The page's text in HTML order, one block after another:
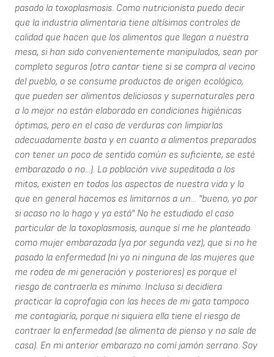
pasado la toxoplasmosis. Como nutricionista puedo decir
que la industria alimentaria tiene altísimos controles de
calidad que hacen que los alimentos que llegan a nuestra
mesa, si han sido convenientemente manipulados, sean por
completo seguros (otro cantar tiene si se compra al vecino
del pueblo, o se consume productos de origen ecológico,
que pueden ser alimentos deliciosos y supernaturales pero
a lo mejor no están elaborado en condiciones higiénicas
óptimas, pero en el caso de verduras con limpiarlas
adecuadamente basta y en cuanto a alimentos preparados
con tener un poco de sentido común es suficiente, se esté
embarazado o no...). La población vive supeditada a los
mitos, existen en todos los aspectos de nuestra vida y lo
que en general hacemos es limitarnos a un... "bueno, yo por
si acaso no lo hago y ya está" No he estudiado el caso
particular de la toxoplasmosis, aunque sí me he planteado
como mujer embarazada (ya por segunda vez), que si no he
pasado la enfermedad (ni yo ni ninguna de las mujeres que
me rodea de mi generación y posteriores) es porque el
riesgo de contraerla es mínimo. Incluso si decidiera
practicar la coprofagia con las heces de mi gata tampoco
me contagiaría, porque ni siquiera ella tiene el riesgo de
contraer la enfermedad (se alimenta de pienso y no sale de
casa). En mi anterior embarazo no comí jamón serrano. Soy